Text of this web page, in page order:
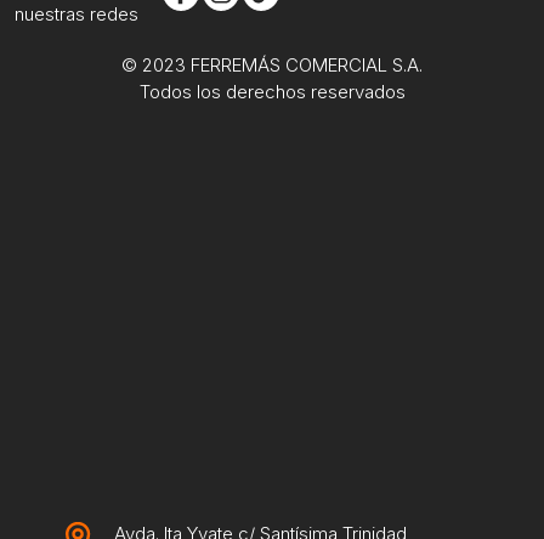
nuestras redes
© 2023 FERREMÁS COMERCIAL S.A.
Todos los derechos reservados
Avda. Ita Yvate c/ Santísima Trinidad